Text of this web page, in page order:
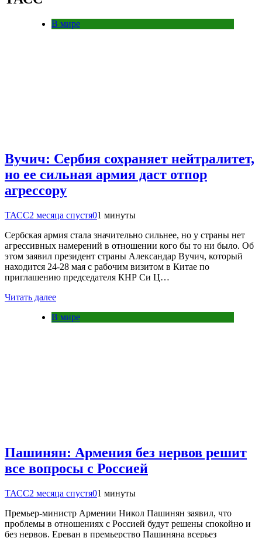
В мире
Вучич: Сербия сохраняет нейтралитет,
но ее сильная армия даст отпор
агрессору
ТАСС2 месяца спустя01 минуты
Сербская армия стала значительно сильнее, но у страны нет
агрессивных намерений в отношении кого бы то ни было. Об
этом заявил президент страны Александар Вучич, который
находится 24-28 мая с рабочим визитом в Китае по
приглашению председателя КНР Си Ц…
Читать далее
В мире
Пашинян: Армения без нервов решит
все вопросы с Россией
ТАСС2 месяца спустя01 минуты
Премьер-министр Армении Никол Пашинян заявил, что
проблемы в отношениях с Россией будут решены спокойно и
без нервов. Ереван в премьерство Пашиняна всерьез